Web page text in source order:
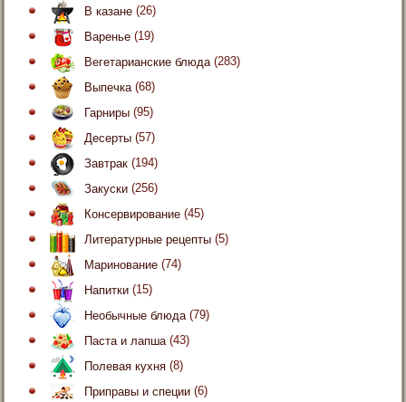
В казане (26)
Варенье (19)
Вегетарианские блюда (283)
Выпечка (68)
Гарниры (95)
Десерты (57)
Завтрак (194)
Закуски (256)
Консервирование (45)
Литературные рецепты (5)
Маринование (74)
Напитки (15)
Необычные блюда (79)
Паста и лапша (43)
Полевая кухня (8)
Приправы и специи (6)